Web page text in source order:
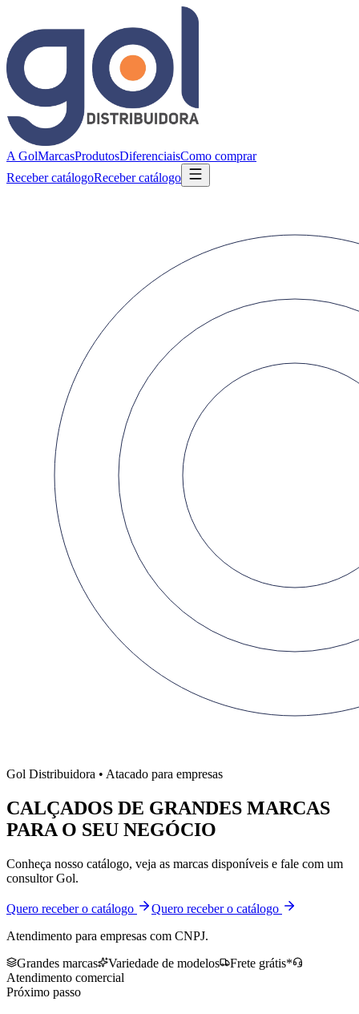
A GolMarcasProdutosDiferenciaisComo comprar
Receber catálogoReceber catálogo
Gol Distribuidora • Atacado para empresas
CALÇADOS DE GRANDES MARCAS
PARA O SEU NEGÓCIO
Conheça nosso catálogo, veja as marcas disponíveis e fale com um
consultor Gol.
Quero receber o catálogo
Quero receber o catálogo
Atendimento para empresas com CNPJ.
Grandes marcas
Variedade de modelos
Frete grátis*
Atendimento comercial
Próximo passo